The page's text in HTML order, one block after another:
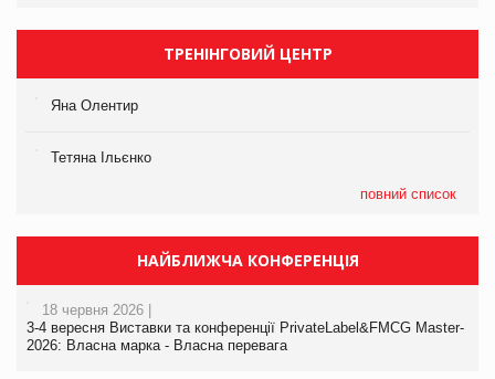
ТРЕНІНГОВИЙ ЦЕНТР
Яна Олентир
Тетяна Ільєнко
повний список
НАЙБЛИЖЧА КОНФЕРЕНЦІЯ
18 червня 2026 |
3-4 вересня Виставки та конференції PrivateLabel&FMCG Master-
2026: Власна марка - Власна перевага